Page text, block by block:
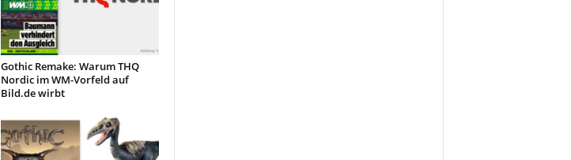
Gothic Remake: Warum THQ
Nordic im WM-Vorfeld auf
Bild.de wirbt